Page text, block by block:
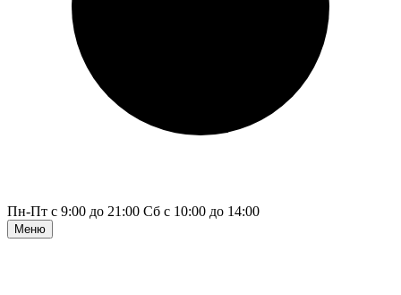
Пн-Пт с 9:00 до 21:00 Сб с 10:00 до 14:00
Меню